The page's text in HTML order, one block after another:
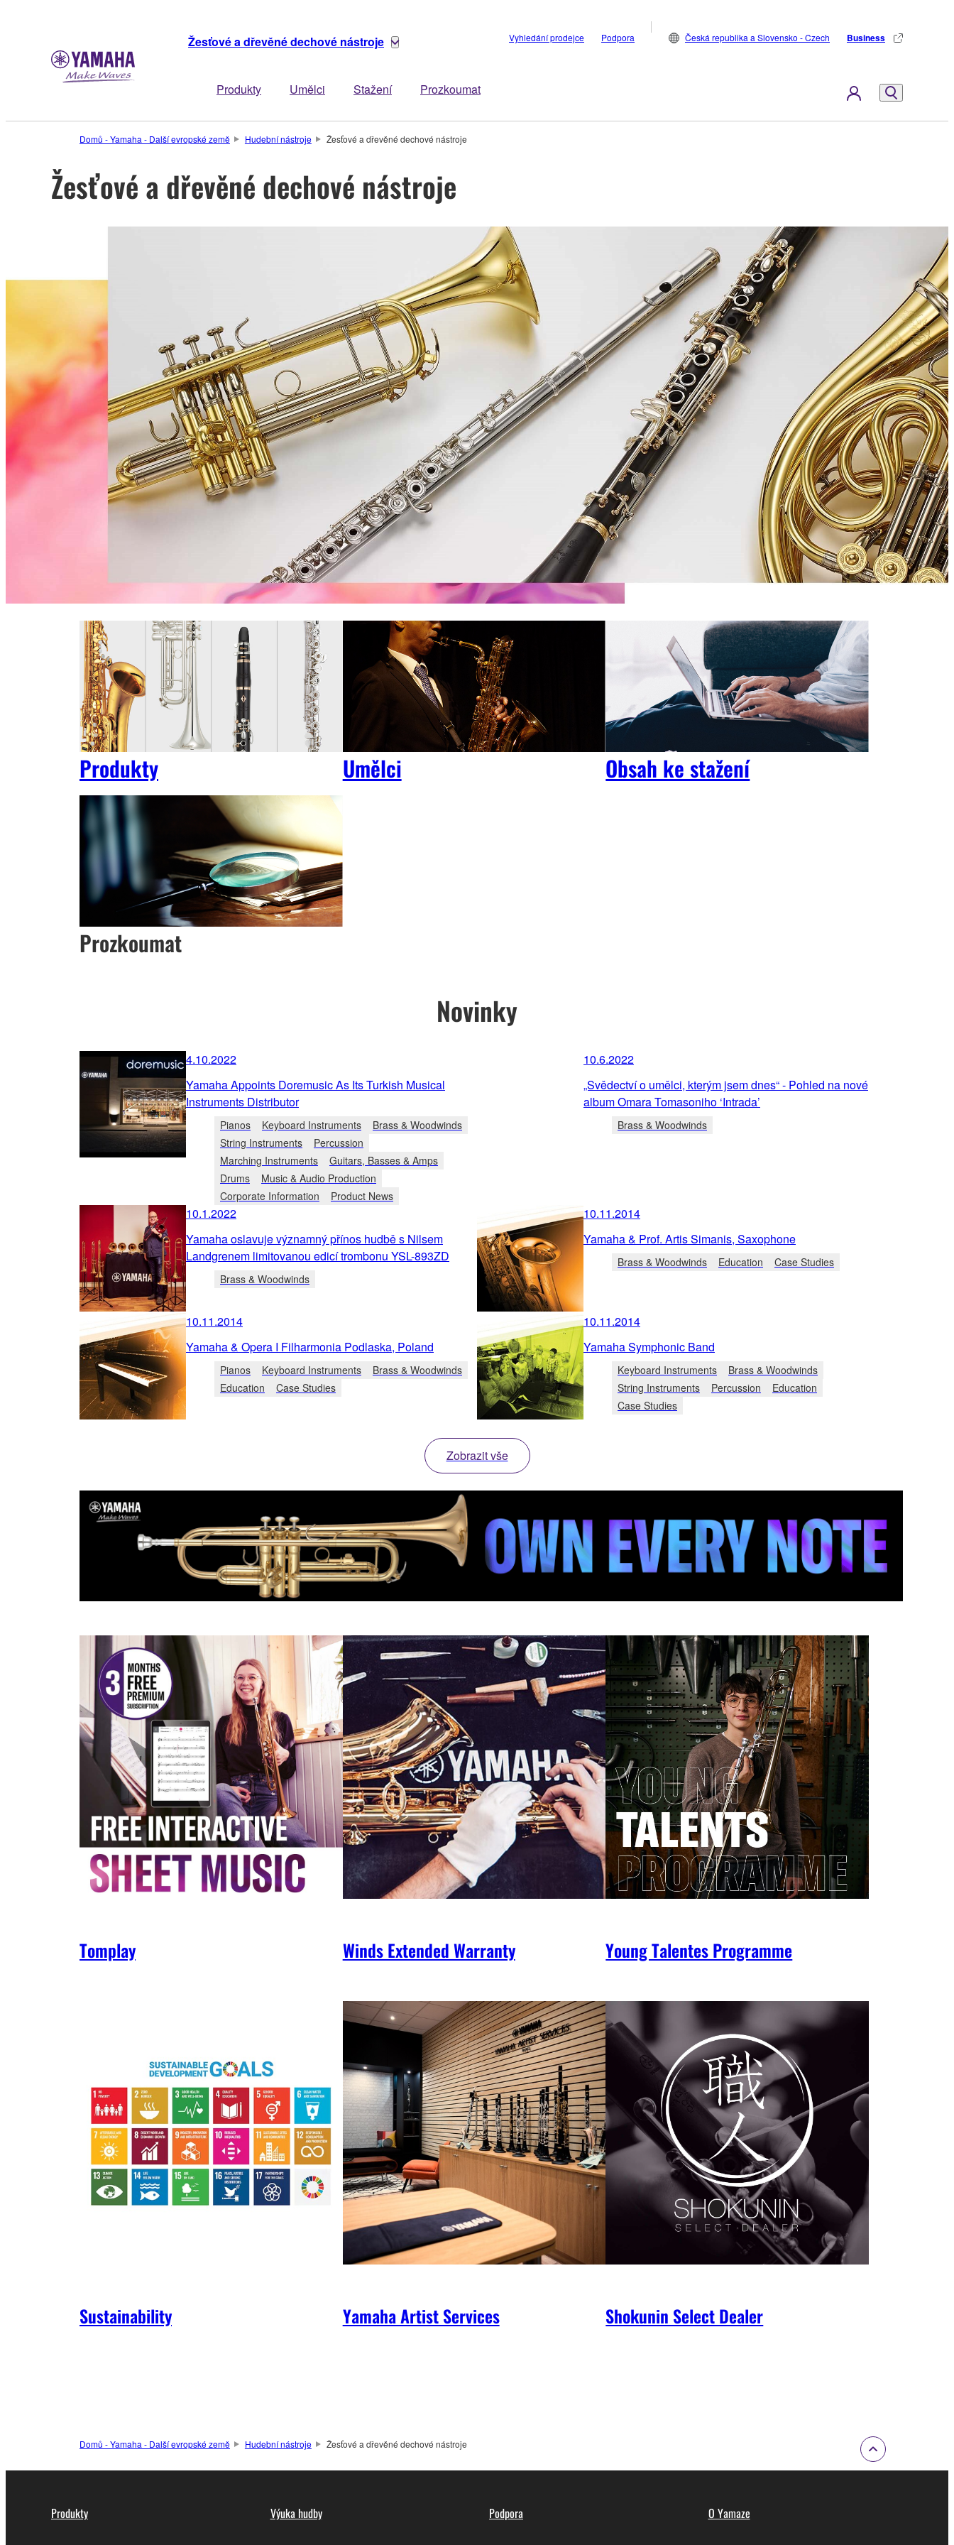
Žesťové a dřevěné dechové nástroje
Produkty Umělci Stažení Prozkoumat
Vyhledání prodejce Podpora Česká republika a Slovensko - Czech Business
Domů - Yamaha - Další evropské země Hudební nástroje Žesťové a dřevěné dechové nástroje
Žesťové a dřevěné dechové nástroje
Produkty Umělci Obsah ke stažení
Prozkoumat
Novinky
4.10.2022
Yamaha Appoints Doremusic As Its Turkish Musical
Instruments Distributor
Pianos Keyboard Instruments
Brass & Woodwinds
String Instruments
Percussion
Marching Instruments
Guitars, Basses & Amps
Drums
Music & Audio Production
Corporate Information
Product News
10.6.2022
„Svědectví o umělci, kterým jsem dnes“ - Pohled na nové
album Omara Tomasoniho ‘Intrada’
Brass & Woodwinds
10.1.2022
Yamaha oslavuje významný přínos hudbě s Nilsem
Landgrenem limitovanou edicí trombonu YSL-893ZD
Brass & Woodwinds
10.11.2014
Yamaha & Prof. Artis Simanis, Saxophone
Brass & Woodwinds Education Case Studies
10.11.2014
Yamaha & Opera I Filharmonia Podlaska, Poland
Pianos Keyboard Instruments
Brass & Woodwinds
Education
Case Studies
10.11.2014
Yamaha Symphonic Band
Keyboard Instruments
Brass & Woodwinds
String Instruments
Percussion
Education
Case Studies
Zobrazit vše
Tomplay Winds Extended Warranty Young Talentes Programme
Sustainability Yamaha Artist Services Shokunin Select Dealer
Domů - Yamaha - Další evropské země Hudební nástroje Žesťové a dřevěné dechové nástroje
Produkty Výuka hudby Podpora O Yamaze